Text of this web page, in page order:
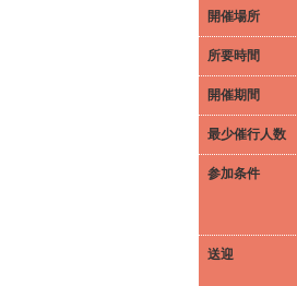
開催場所
所要時間
開催期間
最少催行人数
参加条件
送迎